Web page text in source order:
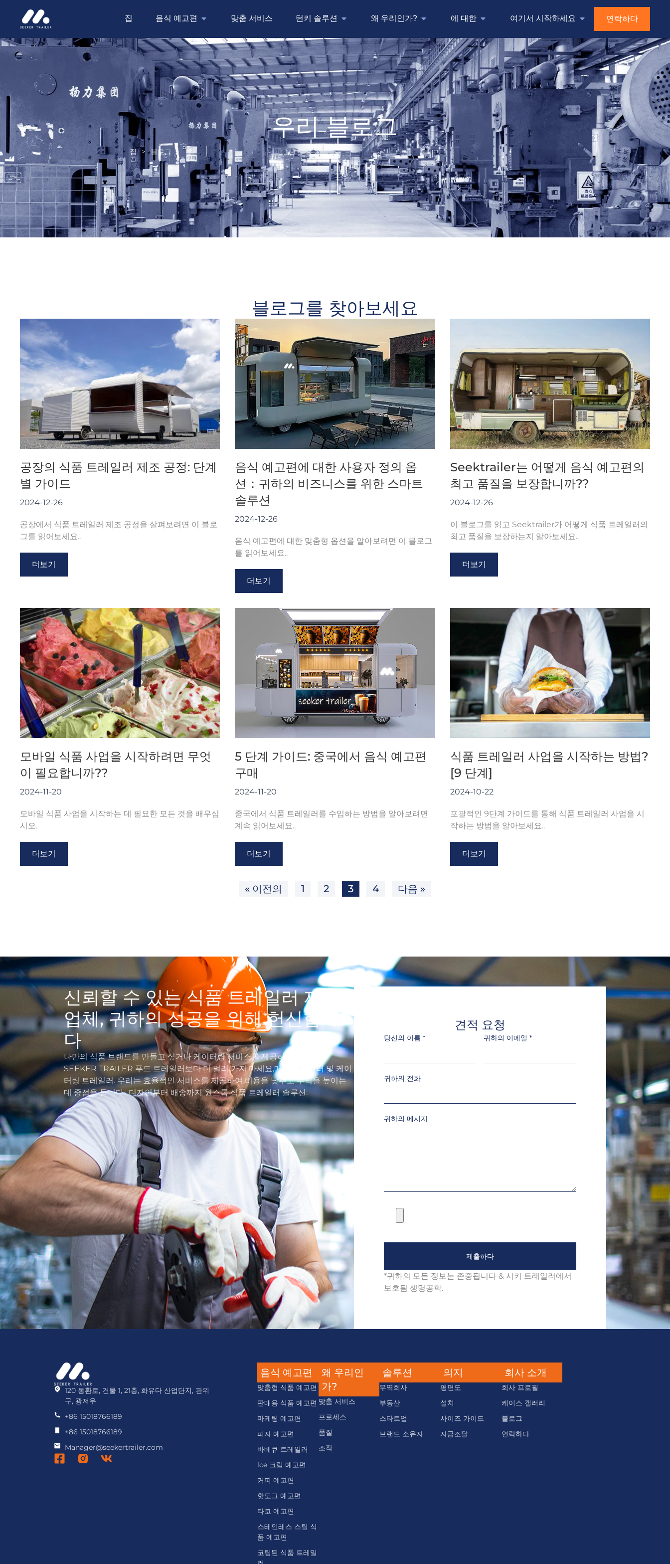
집 음식 예고편 맞춤 서비스 턴키 솔루션 왜 우리인가? 에 대한 여기서 시작하세요 연락하다
우리 블로그
집 > 블로그
블로그를 찾아보세요
공장의 식품 트레일러 제조 공정: 단계
별 가이드
2024-12-26
공장에서 식품 트레일러 제조 공정을 살펴보려면 이 블로
그를 읽어보세요..
더보기
음식 예고편에 대한 사용자 정의 옵
션：귀하의 비즈니스를 위한 스마트
솔루션
2024-12-26
음식 예고편에 대한 맞춤형 옵션을 알아보려면 이 블로그
를 읽어보세요..
더보기
Seektrailer는 어떻게 음식 예고편의
최고 품질을 보장합니까??
2024-12-26
이 블로그를 읽고 Seektrailer가 어떻게 식품 트레일러의
최고 품질을 보장하는지 알아보세요..
더보기
모바일 식품 사업을 시작하려면 무엇
이 필요합니까??
2024-11-20
모바일 식품 사업을 시작하는 데 필요한 모든 것을 배우십
시오.
더보기
5 단계 가이드: 중국에서 음식 예고편
구매
2024-11-20
중국에서 식품 트레일러를 수입하는 방법을 알아보려면
계속 읽어보세요..
더보기
식품 트레일러 사업을 시작하는 방법?
[9 단계]
2024-10-22
포괄적인 9단계 가이드를 통해 식품 트레일러 사업을 시
작하는 방법을 알아보세요..
더보기
« 이전의 1 2 3 4 다음 »
신뢰할 수 있는 식품 트레일러 제조
업체, 귀하의 성공을 위해 헌신합니
다
나만의 식품 브랜드를 만들고 싶거나 케이터링 서비스를 제공하고 싶다면,
SEEKER TRAILER 푸드 트레일러보다 더 멀리 가지 마세요,매점 트레일러 및 케이
터링 트레일러. 우리는 효율적인 서비스를 제공하여 비용을 낮추고 수익을 높이는
데 중점을 둡니다., 디자인부터 배송까지 원스톱 식품 트레일러 솔루션.
견적 요청
당신의 이름 * 귀하의 이메일 *
귀하의 전화
귀하의 메시지
제출하다
*귀하의 모든 정보는 존중됩니다 & 시커 트레일러에서
보호됨 생명공학.
120 동환로, 건물 1, 21층, 화유다 산업단지, 판위
구, 광저우
+86 15018766189
+86 15018766189
Manager@seekertrailer.com
음식 예고편
맞춤형 식품 예고편
판매용 식품 예고편
마케팅 예고편
피자 예고편
바베큐 트레일러
lce 크림 예고편
커피 예고편
핫도그 예고편
타코 예고편
스테인레스 스틸 식
품 예고편
코팅된 식품 트레일
왜 우리인
가?
맞춤 서비스
프로세스
품질
조작
솔루션
무역회사
부동산
스타트업
브랜드 소유자
의지
평면도
설치
사이즈 가이드
자금조달
회사 소개
회사 프로필
케이스 갤러리
블로그
연락하다